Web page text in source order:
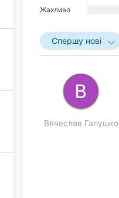
Жахливо
Спершу нові
Вячеслав Галушко